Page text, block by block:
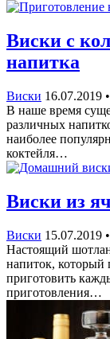
Виски с
напитка
Виски 16.07.2019 •
В наше время
различных
наиболее
коктейля…
Виски из
Виски 15.07.2019 •
Настоящий
напиток, который
приготовить
приготовления…